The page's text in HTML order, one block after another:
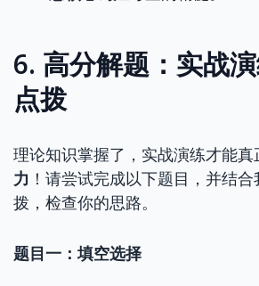
6. 高分解题：实战
点拨
理论知识掌握了，实战演练才能真
力 ！请尝试完成以下题目，并结
拨，检查你的思路。
题目一：填空选择